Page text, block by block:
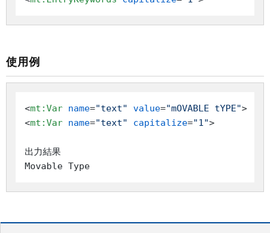
使用例
<mt:Var name="text" value="mOVABLE tYPE">
<mt:Var name="text" capitalize="1">
出力結果
Movable Type